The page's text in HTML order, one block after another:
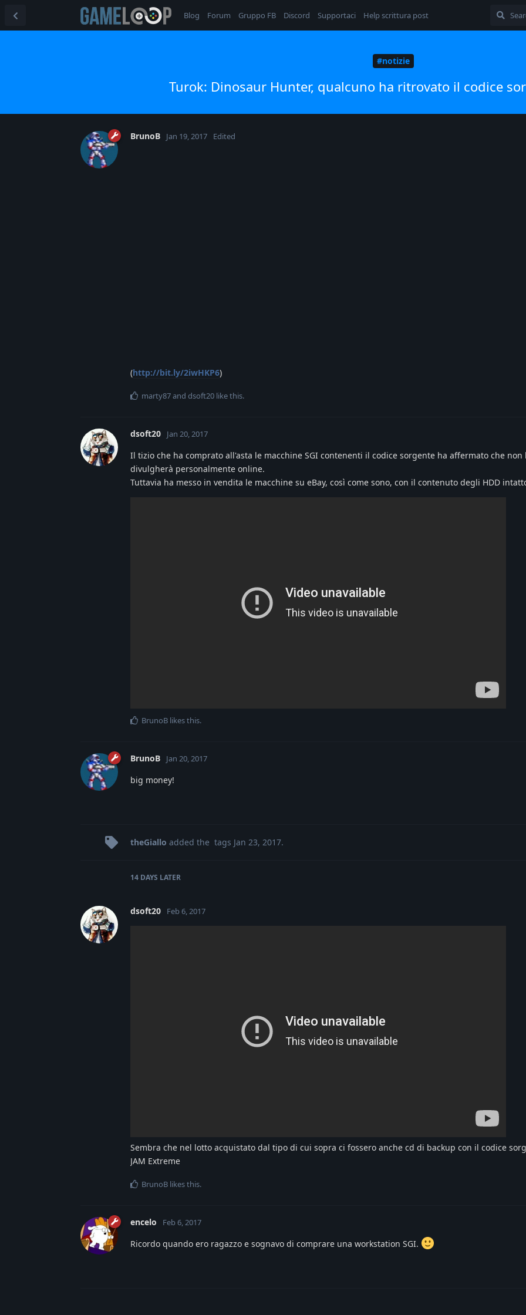
Blog Forum Gruppo FB Discord Supportaci Help scrittura post
#notizie
Turok: Dinosaur Hunter, qualcuno ha ritrovato il codice
BrunoB Jan 19, 2017 Edited
(http://bit.ly/2iwHKP6)
marty87and dsoft20 like this.
dsoft20 Jan 20, 2017
Il tizio che ha comprato all'asta le macchine SGI contenenti il codice sorgente ha affermato che non
divulgherà personalmente online.
Tuttavia ha messo in vendita le macchine su eBay, così come sono, con il contenuto degli HDD
BrunoB likes this.
BrunoB Jan 20, 2017
big money!
theGiallo added the tags Jan 23, 2017.
14 DAYS LATER
dsoft20 Feb 6, 2017
Sembra che nel lotto acquistato dal tipo di cui sopra ci fossero anche cd di backup con il codice
JAM Extreme
BrunoB likes this.
encelo Feb 6, 2017
Ricordo quando ero ragazzo e sognavo di comprare una workstation SGI.